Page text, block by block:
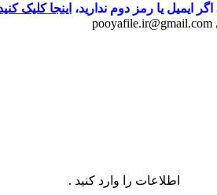
ایمیل یا رمز دوم ندارید، اینجا کلیک
pooyafile.ir@gmail.com
اطلاعات را وارد کنید .